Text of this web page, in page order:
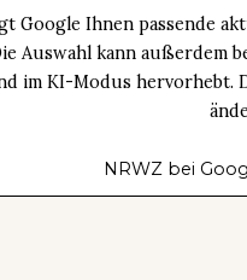
Google Ihnen passende
Auswahl kann außerdem
im KI-Modus hervorhebt.
NRWZ bei